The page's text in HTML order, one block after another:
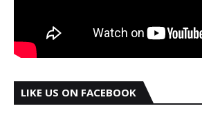
LIKE US ON FACEBOOK